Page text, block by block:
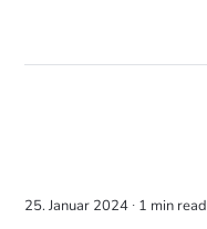
25. Januar 2024 ∙ 1 min read